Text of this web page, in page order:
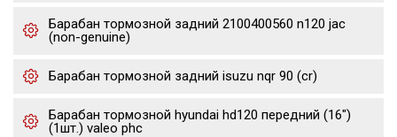
Барабан тормозной задний 2100400560 n120 jac
(non-genuine)
Барабан тормозной задний isuzu nqr 90 (cr)
Барабан тормозной hyundai hd120 передний (16")
(1шт.) valeo phc